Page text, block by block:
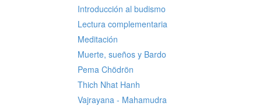
Introducción al budismo
Lectura complementaria
Meditación
Muerte, sueños y Bardo
Pema Chödrön
Thich Nhat Hanh
Vajrayana - Mahamudra